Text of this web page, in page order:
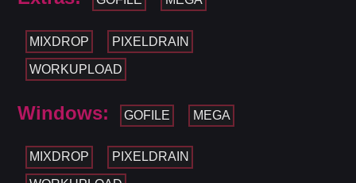
MIXDROP PIXELDRAIN
WORKUPLOAD
Windows: GOFILE MEGA
MIXDROP PIXELDRAIN